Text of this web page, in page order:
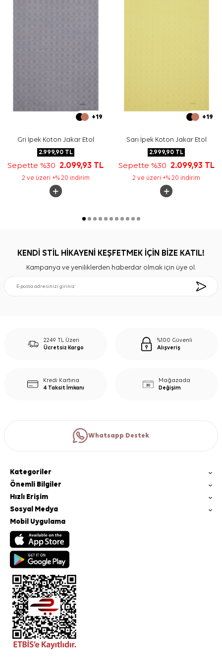
Bu şal hangi parçalarla kombinlenebilir?
+19
Gri İpek Koton Jakar Etol
2.999,90TL
Sepette %30 2.099,93 TL
2 ve üzeri +% 20 indirim
+19
Sarı İpek Koton Jakar Etol
2.999,90 TL
Sepette %30 2.099,93 TL
2 ve üzeri +% 20 indirim
KENDİ STİL HİKAYENİ KEŞFETMEK İÇİN BİZE KATIL!
Kampanya ve yeniliklerden haberdar olmak için üye ol.
2249 TL Üzeri
Ücretsiz Kargo
%100 Güvenli
Alışveriş
Kredi Kartına
4 Taksit İmkanı
Mağazada
Değişim
Whatsapp Destek
Kategoriler
Önemli Bilgiler
Hızlı Erişim
Sosyal Medya
Mobil Uygulama